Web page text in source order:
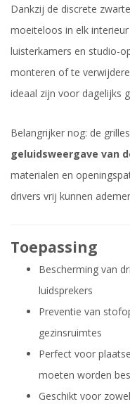
Dankzij de discrete
moeiteloos in elk
luisterkamers en studio-
monteren of te
ideaal zijn voor dagelijks
Belangrijker nog: de
geluidsweergave van
materialen en
drivers vrij kunnen
Toepassing
Bescherming van
luidsprekers
Preventie van
gezinsruimtes
Perfect voor
moeten worden
Geschikt voor